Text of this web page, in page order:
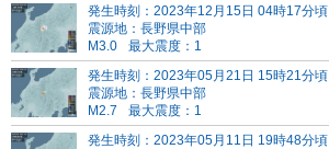
発生時刻：2023年12月15日 04時17分頃
震源地：長野県中部
M3.0
最大震度：1
発生時刻：2023年05月21日 15時21分頃
震源地：長野県中部
M2.7
最大震度：1
発生時刻：2023年05月11日 19時48分頃